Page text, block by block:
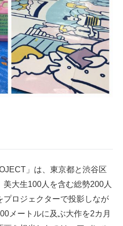
」は、東京都と渋谷区
大生100人を含む総勢200人
プロジェクターで投影しなが
メートルに及ぶ大作を2カ月